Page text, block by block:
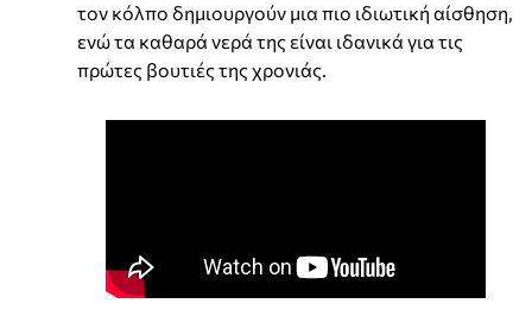
τον κόλπο δημιουργούν μια πιο ιδιωτική αίσθηση,
ενώ τα καθαρά νερά της είναι ιδανικά για τις
πρώτες βουτιές της χρονιάς.